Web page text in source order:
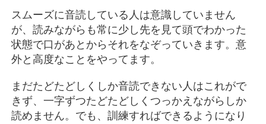
スムーズに音読している人は意識していません
が、読みながらも常に少し先を見て頭でわかった
状態で口があとからそれをなぞっていきます。意
外と高度なことをやってます。
まだたどたどしくしか音読できない人はこれがで
きず、一字ずつたどたどしくつっかえながらしか
読めません。でも、訓練すればできるようになり